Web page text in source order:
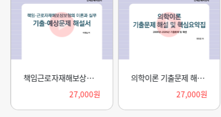
책임근로자재해보상보험의 이론과 실무 기출예상문제 해설서(2026)
27,000원
의학이론 기출문제 해설 및 핵심요약집
27,000원